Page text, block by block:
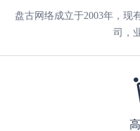
盘古网络成立于2003年，现
司，